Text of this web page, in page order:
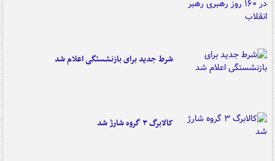
شرط جدید برای بازنشستگی اعلام شد
کالابرگ ۳ گروه شارژ شد